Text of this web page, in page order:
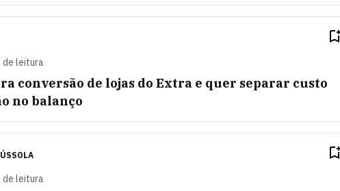
de leitura
conversão de lojas do Extra e quer separar custo
no balanço
de leitura